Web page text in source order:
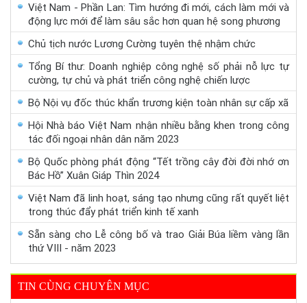
Việt Nam - Phần Lan: Tìm hướng đi mới, cách làm mới và
động lực mới để làm sâu sắc hơn quan hệ song phương
Chủ tịch nước Lương Cường tuyên thệ nhậm chức
Tổng Bí thư: Doanh nghiệp công nghệ số phải nỗ lực tự
cường, tự chủ và phát triển công nghệ chiến lược
Bộ Nội vụ đốc thúc khẩn trương kiện toàn nhân sự cấp xã
Hội Nhà báo Việt Nam nhận nhiều bằng khen trong công
tác đối ngoại nhân dân năm 2023
Bộ Quốc phòng phát động “Tết trồng cây đời đời nhớ ơn
Bác Hồ” Xuân Giáp Thìn 2024
Việt Nam đã linh hoạt, sáng tạo nhưng cũng rất quyết liệt
trong thúc đẩy phát triển kinh tế xanh
Sẵn sàng cho Lễ công bố và trao Giải Búa liềm vàng lần
thứ VIII - năm 2023
TIN CÙNG CHUYÊN MỤC